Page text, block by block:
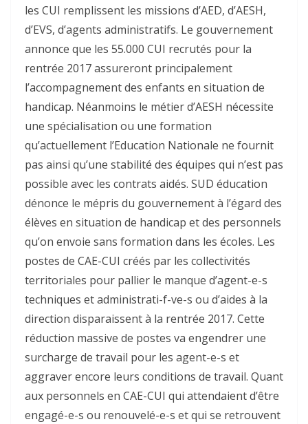
les CUI remplissent les missions d’AED, d’AESH,
d’EVS, d’agents administratifs. Le gouvernement
annonce que les 55.000 CUI recrutés pour la
rentrée 2017 assureront principalement
l’accompagnement des enfants en situation de
handicap. Néanmoins le métier d’AESH nécessite
une spécialisation ou une formation
qu’actuellement l’Education Nationale ne fournit
pas ainsi qu’une stabilité des équipes qui n’est pas
possible avec les contrats aidés. SUD éducation
dénonce le mépris du gouvernement à l’égard des
élèves en situation de handicap et des personnels
qu’on envoie sans formation dans les écoles. Les
postes de CAE-CUI créés par les collectivités
territoriales pour pallier le manque d’agent-e-s
techniques et administrati-f-ve-s ou d’aides à la
direction disparaissent à la rentrée 2017. Cette
réduction massive de postes va engendrer une
surcharge de travail pour les agent-e-s et
aggraver encore leurs conditions de travail. Quant
aux personnels en CAE-CUI qui attendaient d’être
engagé-e-s ou renouvelé-e-s et qui se retrouvent